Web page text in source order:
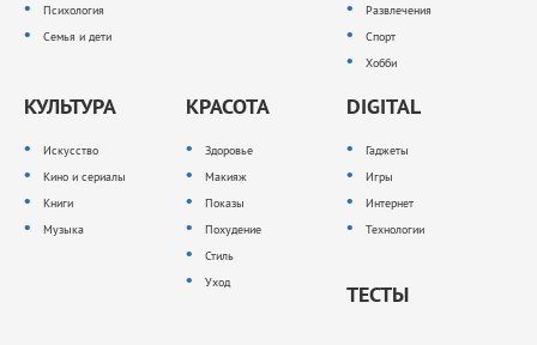
Психология
Семья и дети
Развлечения
Спорт
Хобби
КУЛЬТУРА
Искусство
Кино и сериалы
Книги
Музыка
КРАСОТА
Здоровье
Макияж
Показы
Похудение
Стиль
Уход
DIGITAL
Гаджеты
Игры
Интернет
Технологии
ТЕСТЫ